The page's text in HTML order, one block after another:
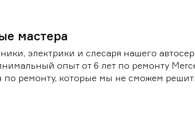
мастера
электрики и слесаря нашего
опыт от 6 лет по ремонту
по ремонту, которые мы не сможем